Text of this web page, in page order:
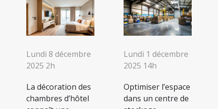
Lundi 8 décembre
2025 2h
La décoration des
chambres d’hôtel
Lundi 1 décembre
2025 14h
Optimiser l’espace
dans un centre de